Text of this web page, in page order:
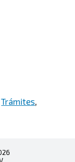
Trámites,